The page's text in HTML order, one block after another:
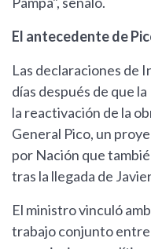
El antecedente de
Las declaraciones de
días después de que
la reactivación de la
General Pico, un
por Nación que
tras la llegada de
El ministro vinculó
trabajo conjunto entre